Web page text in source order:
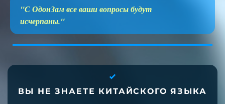
"С ОдонЗам все ваши вопросы будут
исчерпаны."
ВЫ НЕ ЗНАЕТЕ КИТАЙСКОГО ЯЗЫКА